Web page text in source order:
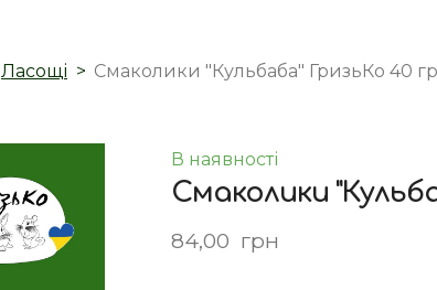
Ласощі Смаколики "Кульбаба" ГризьКо 40
В наявності
Смаколики
84,00  грн